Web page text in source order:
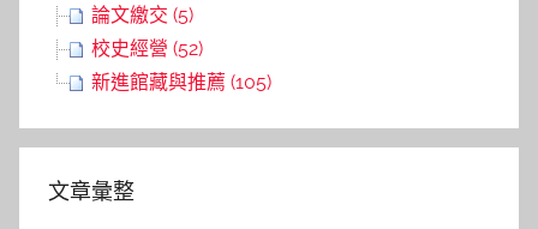
論文繳交 (5)
校史經營 (52)
新進館藏與推薦 (105)
文章彙整